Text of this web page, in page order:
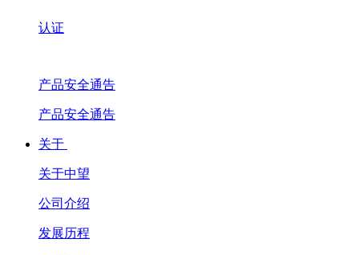
认证
产品安全通告
产品安全通告
关于
关于中望
公司介绍
发展历程